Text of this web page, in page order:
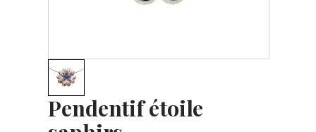
Pendentif étoile